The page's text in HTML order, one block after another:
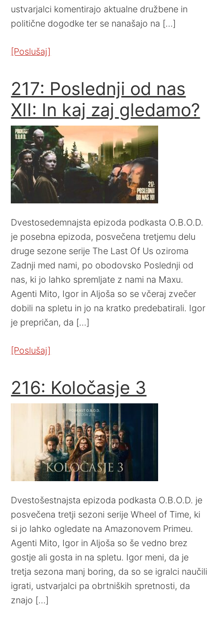
ustvarjalci komentirajo aktualne družbene in
politične dogodke ter se nanašajo na […]
[Poslušaj]
217: Poslednji od nas
XII: In kaj zaj gledamo?
Dvestosedemnajsta epizoda podkasta O.B.O.D.
je posebna epizoda, posvečena tretjemu delu
druge sezone serije The Last Of Us oziroma
Zadnji med nami, po obodovsko Poslednji od
nas, ki jo lahko spremljate z nami na Maxu.
Agenti Mito, Igor in Aljoša so se včeraj zvečer
dobili na spletu in jo na kratko predebatirali. Igor
je prepričan, da […]
[Poslušaj]
216: Koločasje 3
Dvestošestnajsta epizoda podkasta O.B.O.D. je
posvečena tretji sezoni serije Wheel of Time, ki
si jo lahko ogledate na Amazonovem Primeu.
Agenti Mito, Igor in Aljoša so še vedno brez
gostje ali gosta in na spletu. Igor meni, da je
tretja sezona manj boring, da so se igralci naučili
igrati, ustvarjalci pa obrtniških spretnosti, da
znajo […]